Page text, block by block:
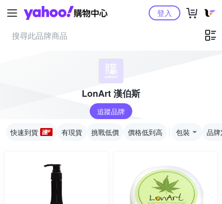
Yahoo購物中心登入
LonArt 漢伯斯
追蹤品牌
快速到貨 有現貨 挑戰低價 價格低到高 包裝 品